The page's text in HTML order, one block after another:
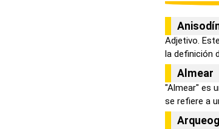
Adjetivo.
la definición
Almear
"Almear" es
se refiere a